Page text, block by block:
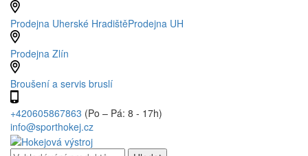
Prodejna Uherské HradištěProdejna UH
Prodejna Zlín
Broušení a servis bruslí
+420605867863 (Po – Pá: 8 - 17h)
info@sporthokej.cz